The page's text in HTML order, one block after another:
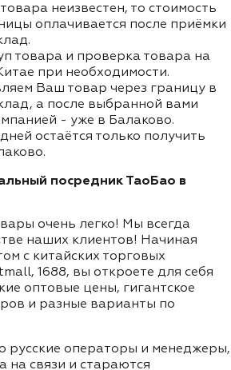
неизвестен, то стоимость
оплачивается после приёмки
товара и проверка товара на
при необходимости.
Ваш товар через границу в
а после выбранной вами
- уже в Балаково.
остаётся только получить
посредник ТаоБао в
очень легко! Мы всегда
наших клиентов! Начиная
с китайских торговых
1688, вы откроете для себя
оптовые цены, гигантское
и разные варианты по
русские операторы и менеджеры,
на связи и стараются